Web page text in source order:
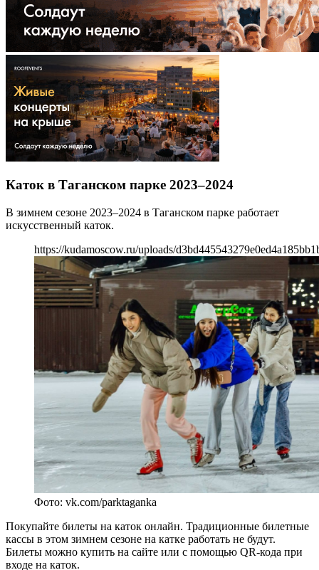
Каток в Таганском парке 2023–2024
В зимнем сезоне 2023–2024 в Таганском парке работает
искусственный каток.
https://kudamoscow.ru/uploads/
Фото: vk.com/parktaganka
Покупайте билеты на каток онлайн. Традиционные билетные
кассы в этом зимнем сезоне на катке работать не будут.
Билеты можно купить на сайте или с помощью QR-кода при
входе на каток.